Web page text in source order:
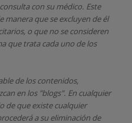
con su médico. Este
manera que se excluyen de él
o que no se consideren
que trata cada uno de los
de los contenidos,
en los "blogs". En cualquier
de que existe cualquier
a su eliminación de